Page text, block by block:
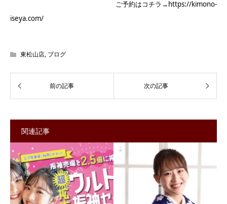
ご予約はコチラ→https://kimono-
iseya.com/
東松山店, ブログ
関連記事